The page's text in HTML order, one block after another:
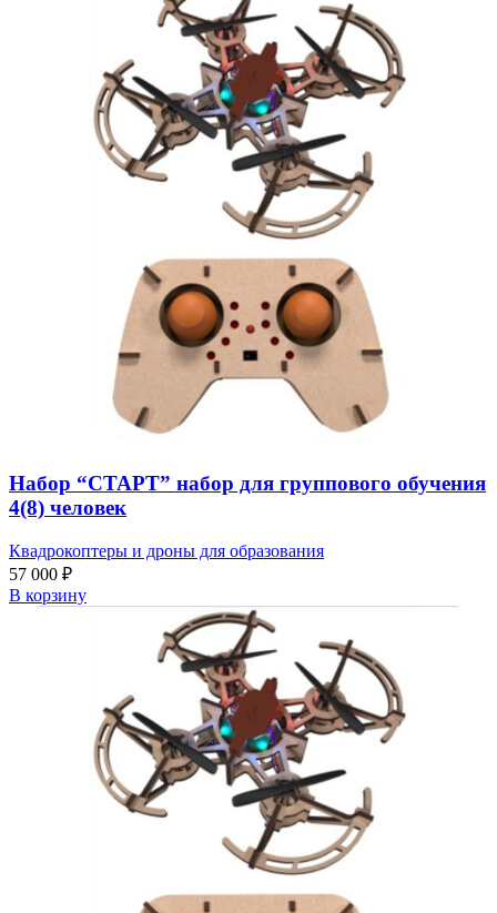
Набор “СТАРТ” набор для группового обучения
4(8) человек
Квадрокоптеры и дроны для образования
57 000 ₽
В корзину